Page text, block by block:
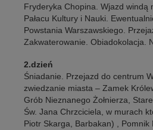
Fryderyka Chopina. Wjazd windą
Pałacu Kultury i Nauki.
Powstania Warszawskiego.
Zakwaterowanie. Obiadokolacja.
2.dzień
Śniadanie. Przejazd do centrum
zwiedzanie miasta – Zamek
Grób Nieznanego Żołnierza,
Św. Jana Chrzciciela, w murach
Piotr Skarga, Barbakan) , Pomnik